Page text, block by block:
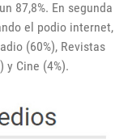
87,8%. En segunda
el podio internet,
(60%), Revistas
y Cine (4%).